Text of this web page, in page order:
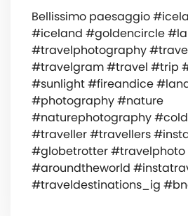
Bellissimo paesaggio
#iceland #goldencircle
#travelphotography
#travelgram #travel #trip
#sunlight #fireandice
#photography #nature
#naturephotography
#traveller #travellers
#globetrotter
#aroundtheworld
#traveldestinations_ig